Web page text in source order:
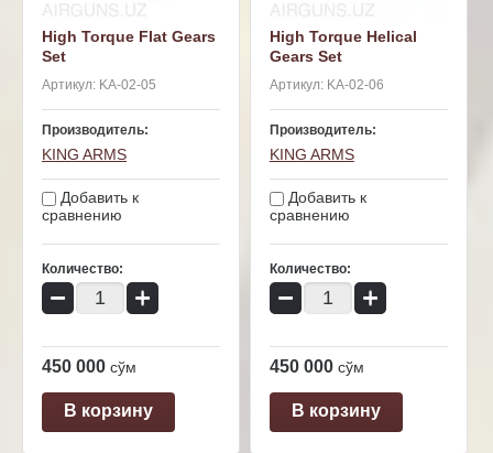
High Torque Flat Gears
Set
Артикул: KA-02-05
Производитель:
KING ARMS
Добавить к
сравнению
Количество:
− +
450 000 сўм
В корзину
High Torque Helical
Gears Set
Артикул:KA-02-06
Производитель:
KING ARMS
Добавить к
сравнению
Количество:
− +
450 000 сўм
В корзину